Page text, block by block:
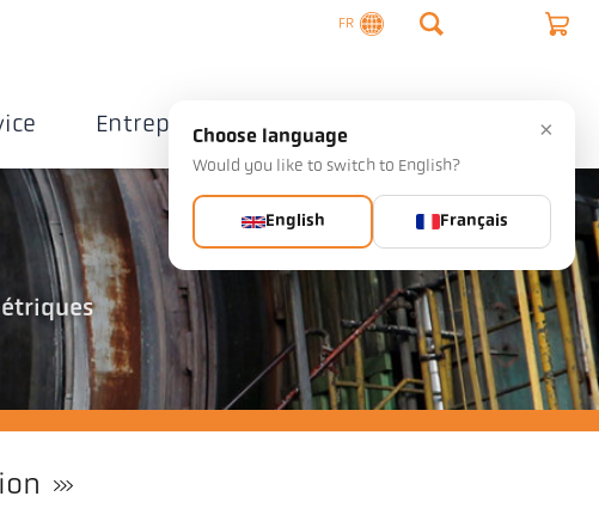
FR
Entreprise Contact ×
Choose language
Would you like to switch to English?
English Français